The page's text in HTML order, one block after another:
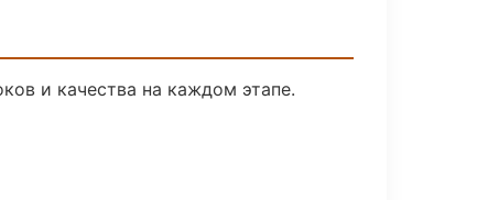
и качества на каждом этапе.